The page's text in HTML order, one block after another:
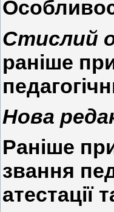
Стислий
раніше
Нова
Раніше
звання
атестації